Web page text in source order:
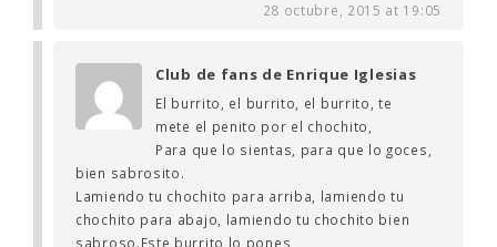
28 octubre, 2015 at 19:05
Club de fans de Enrique Iglesias
El burrito, el burrito, el burrito, te
mete el penito por el chochito,
Para que lo sientas, para que lo goces,
bien sabrosito.
Lamiendo tu chochito para arriba, lamiendo tu
chochito para abajo, lamiendo tu chochito bien
sabroso.Este burrito lo pones